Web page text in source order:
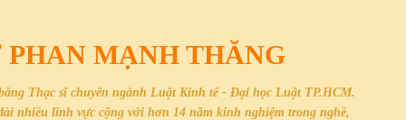
MẠNH THĂNG
Thạc sĩ chuyên ngành Luật Kinh tế - Đại học Luật TP.HCM.
nhiều lĩnh vực cộng với hơn 14 năm kinh nghiệm trong nghề,